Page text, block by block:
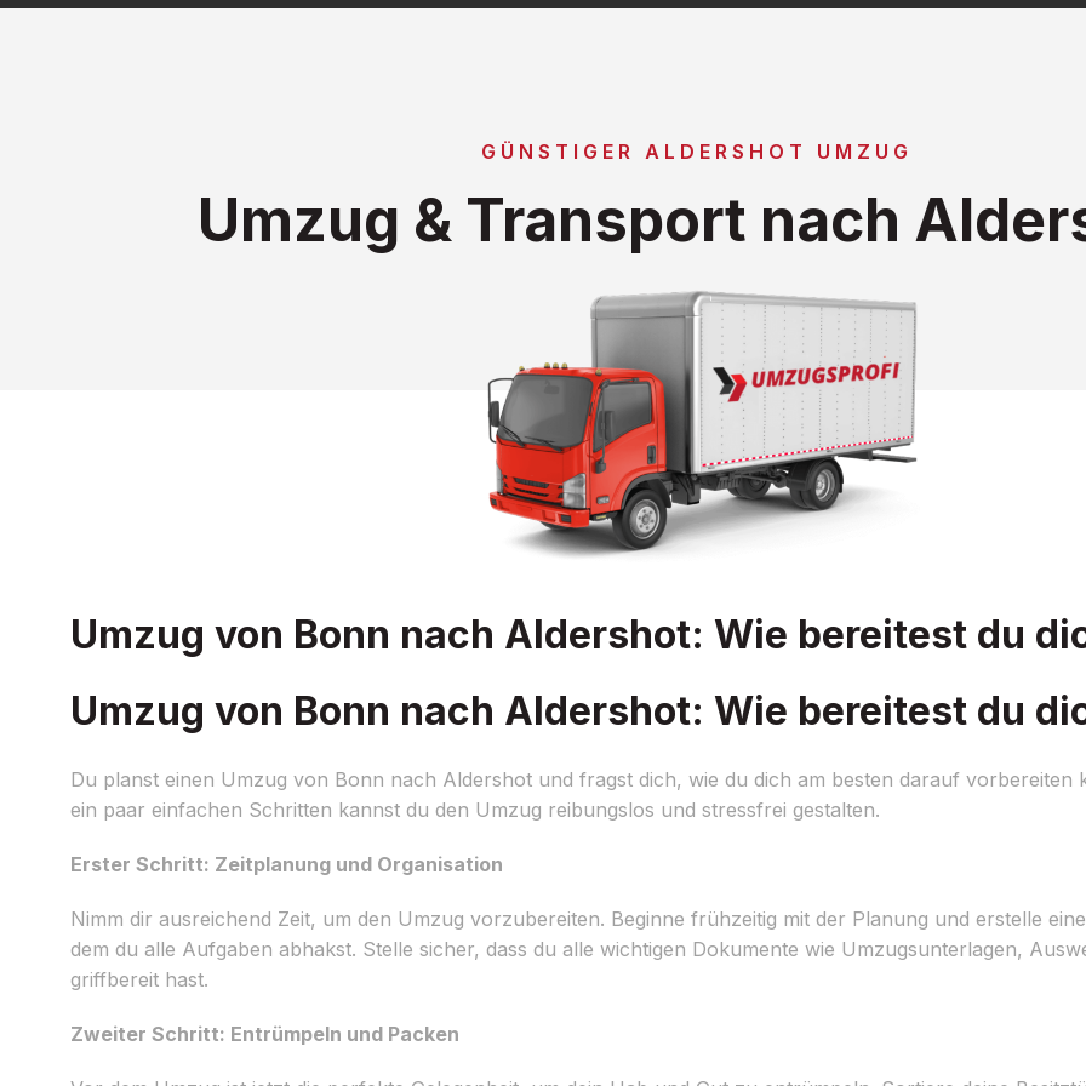
GÜNSTIGER ALDERSHOT UMZUG
Umzug & Transport nach
Umzug von Bonn nach Aldershot: Wie bereitest du
Umzug von Bonn nach Aldershot: Wie bereitest du
Du planst einen Umzug von Bonn nach Aldershot und fragst dich, wie du dich am besten darauf vorbereiten
ein paar einfachen Schritten kannst du den Umzug reibungslos und stressfrei gestalten.
Erster Schritt: Zeitplanung und Organisation
Nimm dir ausreichend Zeit, um den Umzug vorzubereiten. Beginne frühzeitig mit der Planung und erstelle
dem du alle Aufgaben abhakst. Stelle sicher, dass du alle wichtigen Dokumente wie Umzugsunterlagen,
griffbereit hast.
Zweiter Schritt: Entrümpeln und Packen